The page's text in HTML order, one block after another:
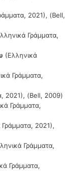
2021), (Bell,
Γράμματα,
(Ελληνικά
Γράμματα,
2021), (Bell, 2009)
Γράμματα,
Γράμματα, 2021),
Γράμματα,
Γράμματα,